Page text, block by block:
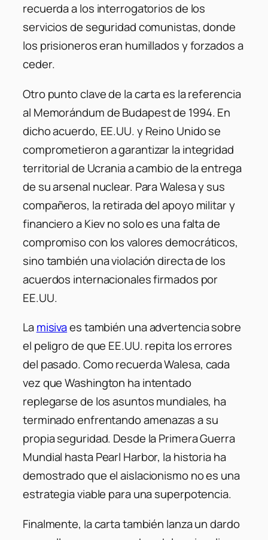
recuerda a los interrogatorios de los
servicios de seguridad comunistas, donde
los prisioneros eran humillados y forzados a
ceder.
Otro punto clave de la carta es la referencia
al Memorándum de Budapest de 1994. En
dicho acuerdo, EE.UU. y Reino Unido se
comprometieron a garantizar la integridad
territorial de Ucrania a cambio de la entrega
de su arsenal nuclear. Para Walesa y sus
compañeros, la retirada del apoyo militar y
financiero a Kiev no solo es una falta de
compromiso con los valores democráticos,
sino también una violación directa de los
acuerdos internacionales firmados por
EE.UU.
Lamisivaes también una advertencia sobre
el peligro de que EE.UU. repita los errores
del pasado. Como recuerda Walesa, cada
vez que Washington ha intentado
replegarse de los asuntos mundiales, ha
terminado enfrentando amenazas a su
propia seguridad. Desde la Primera Guerra
Mundial hasta Pearl Harbor, la historia ha
demostrado que el aislacionismo no es una
estrategia viable para una superpotencia.
Finalmente, la carta también lanza un dardo